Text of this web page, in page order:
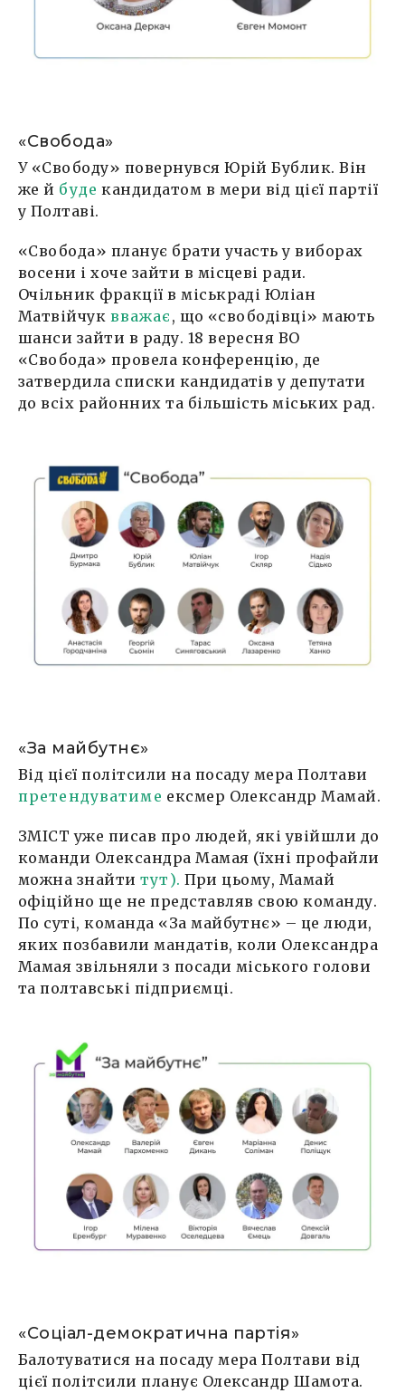
«Свобода»
У «Свободу» повернувся Юрій Бублик. Він
же й буде кандидатом в мери від цієї партії
у Полтаві.
«Свобода» планує брати участь у виборах
восени і хоче зайти в місцеві ради.
Очільник фракції в міськраді Юліан
Матвійчук вважає , що «свободівці» мають
шанси зайти в раду. 18 вересня ВО
«Свобода» провела конференцію, де
затвердила списки кандидатів у депутати
до всіх районних та більшість міських рад.
«За майбутнє»
Від цієї політсили на посаду мера Полтави
претендуватиме ексмер Олександр Мамай.
ЗМІСТ уже писав про людей, які увійшли до
команди Олександра Мамая (їхні профайли
можна знайтитут). При цьому, Мамай
офіційно ще не представляв свою команду.
По суті, команда «За майбутнє» – це люди,
яких позбавили мандатів, коли Олександра
Мамая звільняли з посади міського голови
та полтавські підприємці.
«Соціал-демократична партія»
Балотуватися на посаду мера Полтави від
цієї політсили планує Олександр Шамота.